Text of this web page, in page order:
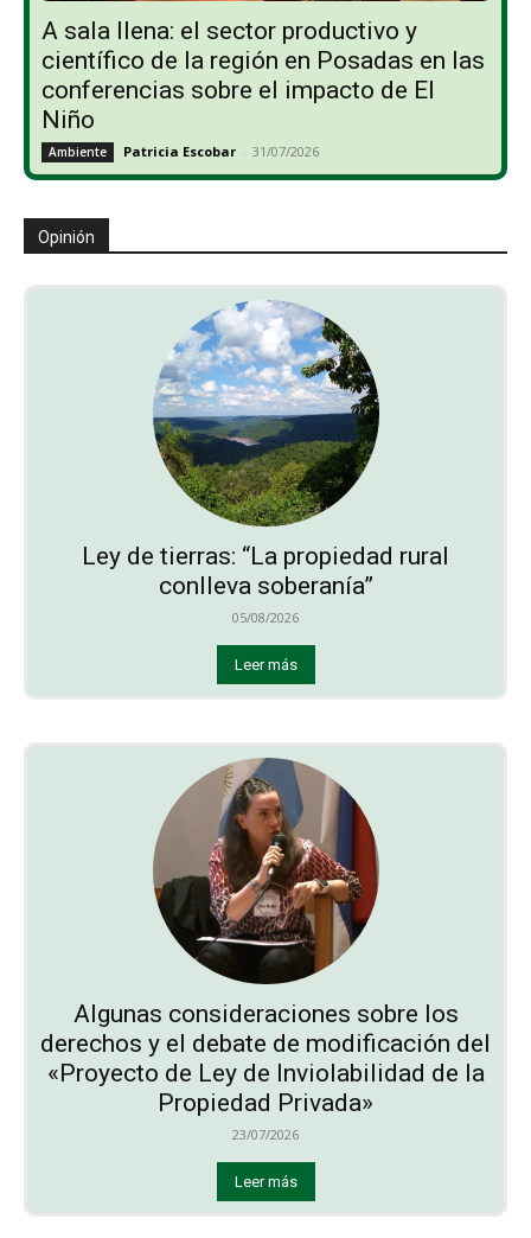
A sala llena: el sector productivo y
científico de la región en Posadas en las
conferencias sobre el impacto de El
Niño
Ambiente Patricia Escobar - 31/07/2026
Opinión
Ley de tierras: “La propiedad rural
conlleva soberanía”
05/08/2026
Leer más
Algunas consideraciones sobre los
derechos y el debate de modificación del
«Proyecto de Ley de Inviolabilidad de la
Propiedad Privada»
23/07/2026
Leer más